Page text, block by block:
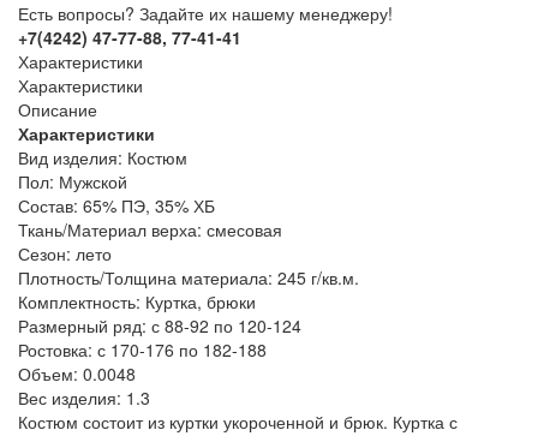
Есть вопросы? Задайте их нашему менеджеру!
+7(4242) 47-77-88, 77-41-41
Характеристики
Характеристики
Описание
Характеристики
Вид изделия: Костюм
Пол: Мужской
Состав: 65% ПЭ, 35% ХБ
Ткань/Материал верха: смесовая
Сезон: лето
Плотность/Толщина материала: 245 г/кв.м.
Комплектность: Куртка, брюки
Размерный ряд: с 88-92 по 120-124
Ростовка: с 170-176 по 182-188
Объем: 0.0048
Вес изделия: 1.3
Костюм состоит из куртки укороченной и брюк. Куртка с